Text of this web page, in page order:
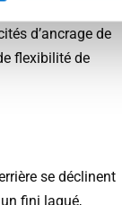
d’ancrage de
flexibilité de
se déclinent
fini laqué,